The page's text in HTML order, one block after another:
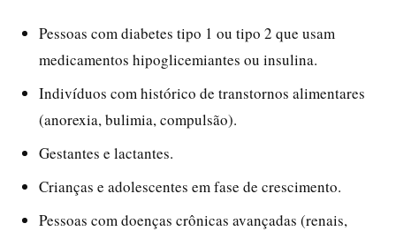
Pessoas com diabetes tipo 1 ou tipo 2 que usam
medicamentos hipoglicemiantes ou insulina.
Indivíduos com histórico de transtornos alimentares
(anorexia, bulimia, compulsão).
Gestantes e lactantes.
Crianças e adolescentes em fase de crescimento.
Pessoas com doenças crônicas avançadas (renais,